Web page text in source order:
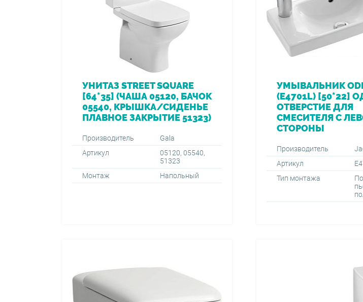
УНИТАЗ STREET SQUARE
[64*35] (ЧАША 05120, БАЧОК
05540, КРЫШКА/СИДЕНЬЕ
ПЛАВНОЕ ЗАКРЫТИЕ 51323)
Производитель
Gala
Артикул
05120, 05540,
51323
Монтаж
Напольный
УМЫВАЛЬНИК
(E4701L) [50*22]
ОТВЕРСТИЕ ДЛЯ
СМЕСИТЕЛЯ С
СТОРОНЫ
Производитель
Артикул
Тип монтажа